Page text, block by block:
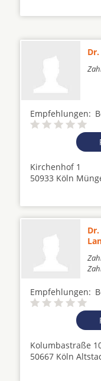
Empfehlungen:
Kirchenhof 1
50933 Köln
Empfehlungen:
Kolumbastraße
50667 Köln